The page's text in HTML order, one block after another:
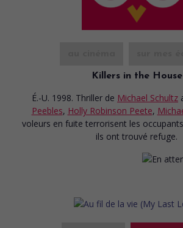
Killers in the House
É.-U. 1998. Thriller de Michael Schultz
Peebles, Holly Robinson Peete,
voleurs en fuite terrorisent les
ils ont trouvé refuge.